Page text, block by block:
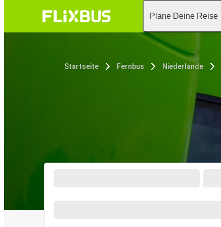
Plane Deine Reise
Startseite Fernbus Niederlande